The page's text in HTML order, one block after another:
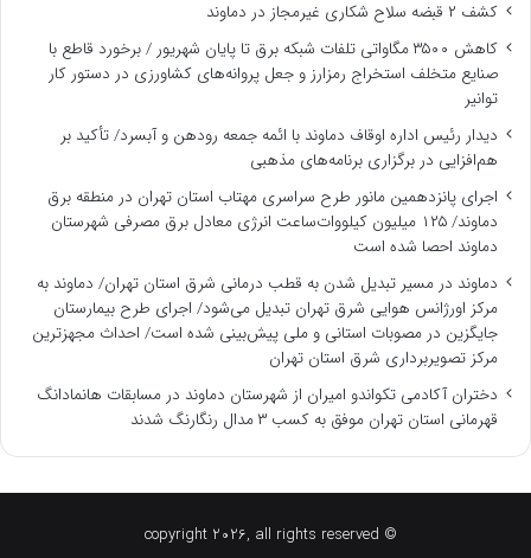
کشف ۲ قبضه سلاح شکاری غیرمجاز در دماوند
کاهش ۳۵۰۰ مگاواتی تلفات شبکه برق تا پایان شهریور / برخورد قاطع با
صنایع متخلف استخراج رمزارز و جعل پروانه‌های کشاورزی در دستور کار
توانیر
دیدار رئیس اداره اوقاف دماوند با ائمه جمعه رودهن و آبسرد/ تأکید بر
هم‌افزایی در برگزاری برنامه‌های مذهبی
اجرای پانزدهمین مانور طرح سراسری مهتاب استان تهران در منطقه برق
دماوند/ ۱۲۵ میلیون کیلووات‌ساعت انرژی معادل برق مصرفی شهرستان
دماوند احصا شده است
دماوند در مسیر تبدیل شدن به قطب درمانی شرق استان تهران/ دماوند به
مرکز اورژانس هوایی شرق تهران تبدیل می‌شود/ اجرای طرح بیمارستان
جایگزین در مصوبات استانی و ملی پیش‌بینی شده است/ احداث مجهزترین
مرکز تصویربرداری شرق استان تهران
دختران آکادمی تکواندو امیران از شهرستان دماوند در مسابقات هانمادانگ
قهرمانی استان تهران موفق به کسب ۳ مدال رنگارنگ شدند
© copyright 2026, all rights reserved